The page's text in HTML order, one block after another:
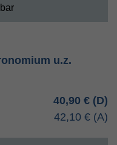
u.z.
40,90 €
42,10 €